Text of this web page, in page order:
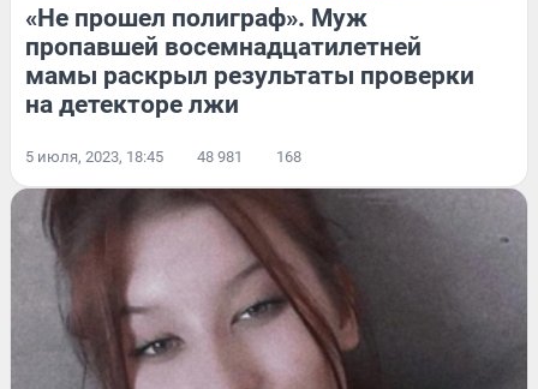
«Не прошел полиграф». Муж
пропавшей восемнадцатилетней
мамы раскрыл результаты проверки
на детекторе лжи
5 июля, 2023, 18:45 48 981 168